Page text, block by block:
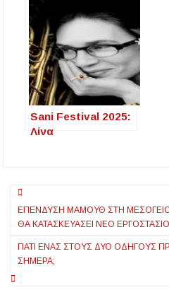
Festival μετά από
πιέσεις
φιλοπαλαιστινιακώ
ν ομάδων
Sani Festival 2025:
Λίνα
Πλοήγηση
άρθρων
ΕΠΈΝΔΥΣΗ ΜΑΜΟΎΘ ΣΤΗ ΜΕΣΌΓΕΙΟ
ΘΑ ΚΑΤΑΣΚΕΥΆΣΕΙ ΝΈΟ ΕΡΓΟΣΤΆΣΙΟ
ΓΙΑΤΊ ΈΝΑΣ ΣΤΟΥΣ ΔΎΟ ΟΔΗΓΟΎΣ
ΣΉΜΕΡΑ;